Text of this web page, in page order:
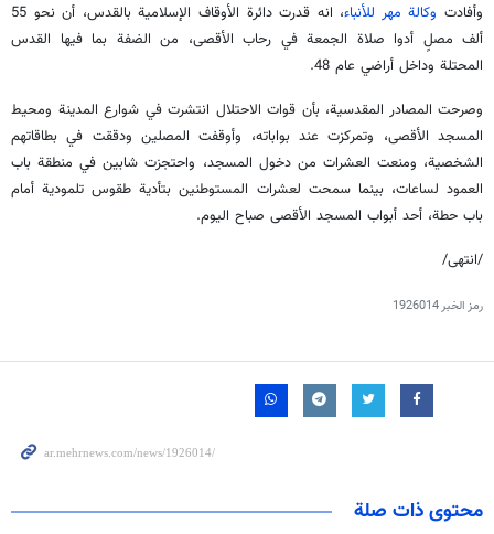
وأفادت وكالة مهر للأنباء
، انه قدرت دائرة الأوقاف الإسلامية بالقدس، أن نحو 55
ألف مصلٍ أدوا صلاة الجمعة في رحاب الأقصى، من الضفة بما فيها القدس
المحتلة وداخل أراضي عام 48.
وصرحت المصادر المقدسية، بأن قوات الاحتلال انتشرت في شوارع المدينة ومحيط
المسجد الأقصى، وتمركزت عند بواباته، وأوقفت المصلين ودققت في بطاقاتهم
الشخصية، ومنعت العشرات من دخول المسجد، واحتجزت شابين في منطقة باب
العمود لساعات، بينما سمحت لعشرات المستوطنين بتأدية طقوس تلمودية أمام
باب حطة، أحد أبواب المسجد الأقصى صباح اليوم.
/انتهى/
رمز الخبر1926014
محتوى ذات صلة